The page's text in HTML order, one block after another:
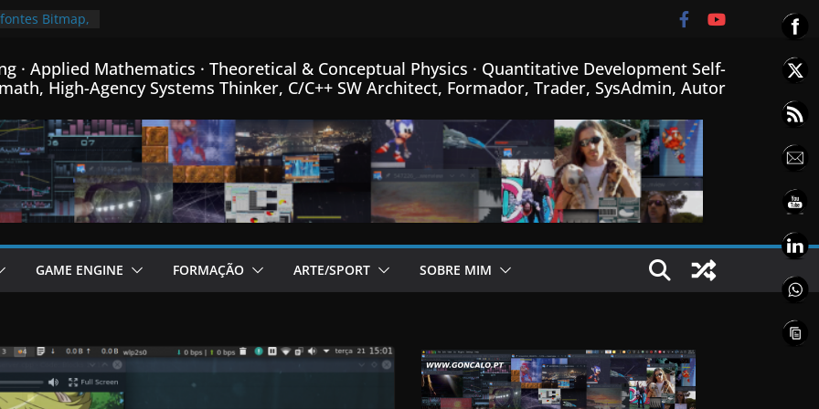
Bitmap,
post da
linguagem
criada para
C++…
passo na
Física
que o
pequeno
· Applied Mathematics · Theoretical & Conceptual Physics · Quantitative Development Self-
High-Agency Systems Thinker, C/C++ SW Architect, Formador, Trader, SysAdmin, Autor
GAME ENGINE FORMAÇÃO ARTE/SPORT SOBRE MIM